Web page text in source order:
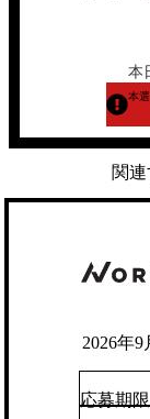
本
本
関
2026年
応募期限